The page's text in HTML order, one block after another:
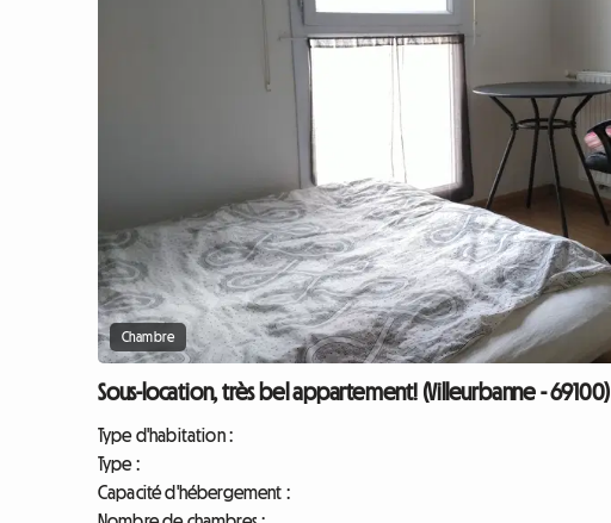
Chambre
Sous-location, très bel appartement! (Villeurbanne - 69100)
Type d'habitation :
Type :
Capacité d'hébergement :